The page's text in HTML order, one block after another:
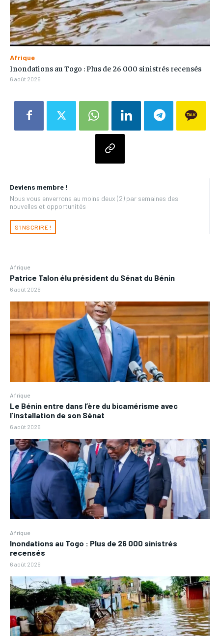
Deviens membre !
Nous vous enverrons au moins deux (2) par semaines des
nouvelles et opportunités
S'INSCRIRE !
Afrique
Patrice Talon élu président du Sénat du Bénin
6 août 2026
Afrique
Le Bénin entre dans l’ère du bicamérisme avec
l’installation de son Sénat
6 août 2026
Afrique
Inondations au Togo : Plus de 26 000 sinistrés
recensés
6 août 2026
Afrique
Inondations au Togo : Plus de 26 000 sinistrés recensés
6 août 2026